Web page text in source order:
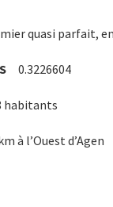
quasi parfait,
0.3226604
habitants
à l’Ouest d’Agen